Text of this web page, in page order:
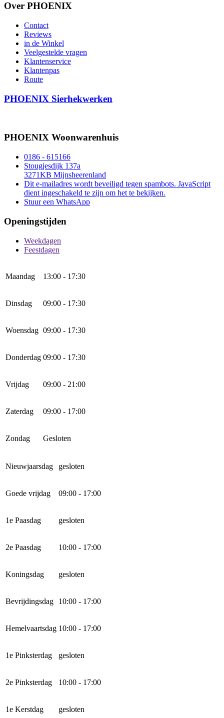
Over PHOENIX
Contact
Reviews
in de Winkel
Veelgestelde vragen
Klantenservice
Klantenpas
Route
PHOENIX Sierhekwerken
PHOENIX Woonwarenhuis
0186 - 615166
Stougjesdijk 137a
3271KB Mijnsheerenland
Dit e-mailadres wordt beveiligd tegen spambots. JavaScript
dient ingeschakeld te zijn om het te bekijken.
Stuur een WhatsApp
Openingstijden
Weekdagen
Feestdagen
Maandag 13:00 - 17:30
Dinsdag 09:00 - 17:30
Woensdag 09:00 - 17:30
Donderdag 09:00 - 17:30
Vrijdag 09:00 - 21:00
Zaterdag 09:00 - 17:00
Zondag Gesloten
Nieuwjaarsdag gesloten
Goede vrijdag 09:00 - 17:00
1e Paasdag gesloten
2e Paasdag 10:00 - 17:00
Koningsdag gesloten
Bevrijdingsdag 10:00 - 17:00
Hemelvaartsdag 10:00 - 17:00
1e Pinksterdag gesloten
2e Pinksterdag 10:00 - 17:00
1e Kerstdag gesloten